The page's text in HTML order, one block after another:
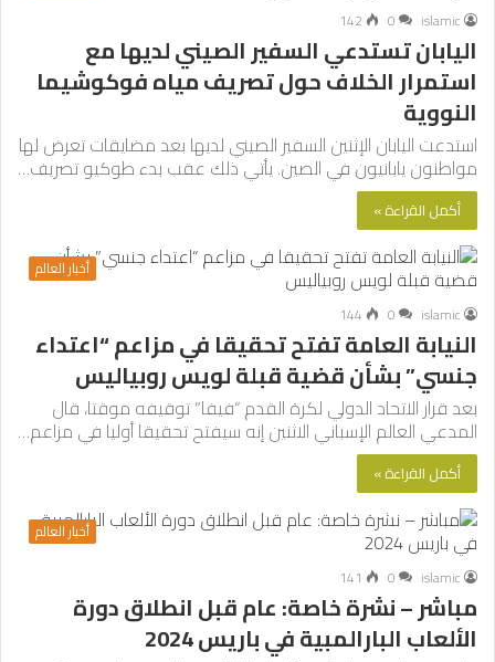
islamic
0
142
اليابان تستدعي السفير الصيني لديها مع
استمرار الخلاف حول تصريف مياه فوكوشيما
النووية
استدعت اليابان الإثنين السفير الصيني لديها بعد مضايقات تعرض لها
مواطنون يابانيون في الصين. يأتي ذلك عقب بدء طوكيو تصريف…
أكمل القراءة »
أخبار العالم
islamic
0
144
النيابة العامة تفتح تحقيقا في مزاعم “اعتداء
جنسي” بشأن قضية قبلة لويس روبياليس
بعد قرار الاتحاد الدولي لكرة القدم “فيفا” توقيفه موقتا، قال
المدعي العالم الإسباني الاثنين إنه سيفتح تحقيقا أوليا في مزاعم…
أكمل القراءة »
أخبار العالم
islamic
0
141
مباشر – نشرة خاصة: عام قبل انطلاق دورة
الألعاب البارالمبية في باريس 2024